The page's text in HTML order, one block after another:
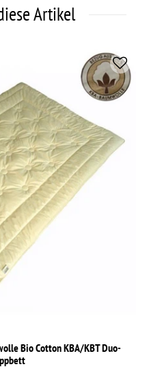
Artikel
Bio Cotton KBA/KBT Duo-